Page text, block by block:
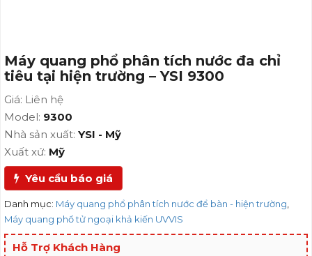
Máy quang phổ phân tích nước đa chỉ
tiêu tại hiện trường – YSI 9300
Giá: Liên hệ
Model: 9300
Nhà sản xuất: YSI - Mỹ
Xuất xứ: Mỹ
Yêu cầu báo giá
Danh mục: Máy quang phổ phân tích nước để bàn - hiện trường,
Máy quang phổ tử ngoại khả kiến UVVIS
Hỗ Trợ Khách Hàng